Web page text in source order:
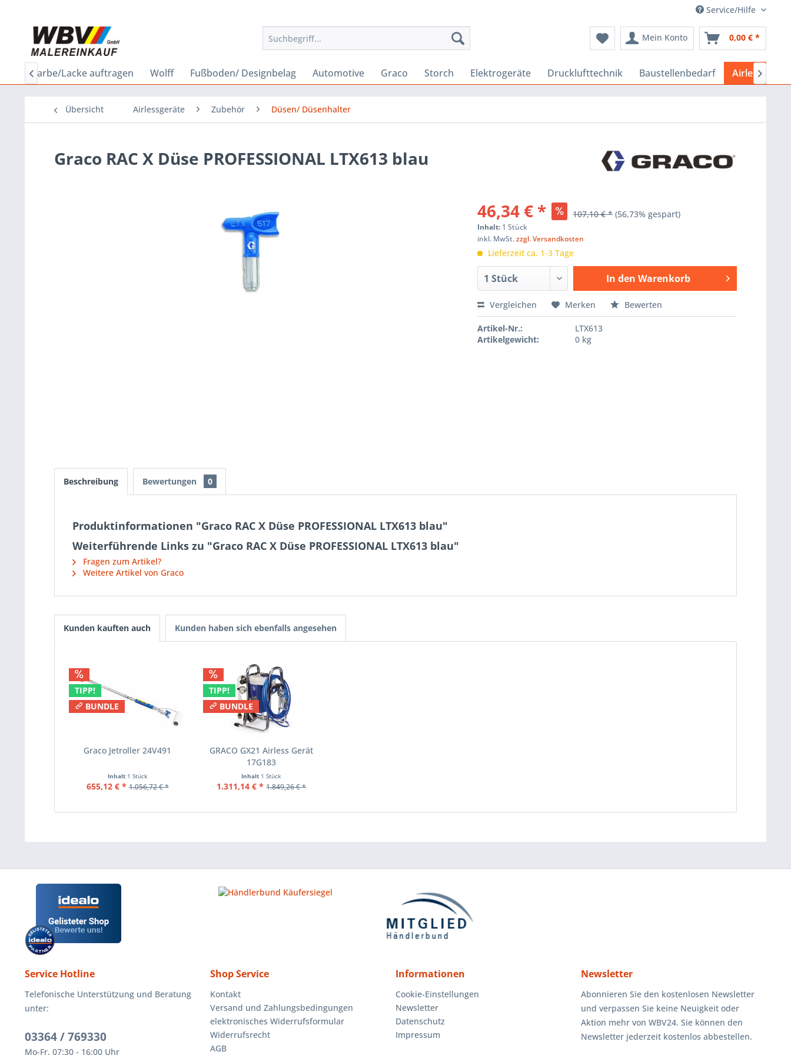
Service/Hilfe
Mein Konto 0,00 € *
Farbe/Lacke auftragen Wolff Fußboden/ Designbelag Automotive Graco Storch Elektrogeräte Drucklufttechnik Baustellenbedarf Airlessgeräte
 
Übersicht Airlessgeräte Zubehör Düsen/ Düsenhalter
Graco RAC X Düse PROFESSIONAL LTX613 blau
46,34 € * 107,10 € * (56,73% gespart)
Inhalt: 1 Stück
inkl. MwSt.zzgl. Versandkosten
Lieferzeit ca. 1-3 Tage
In den Warenkorb
Hinzugefügt
Vergleichen Merken Bewerten
Artikel-Nr.:
LTX613
Artikelgewicht:
0 kg
Beschreibung Bewertungen 0
Produktinformationen "Graco RAC X Düse PROFESSIONAL LTX613 blau"
Weiterführende Links zu "Graco RAC X Düse PROFESSIONAL LTX613 blau"
Fragen zum Artikel?
Weitere Artikel von Graco
Kunden kauften auch Kunden haben sich ebenfalls angesehen
TIPP!
BUNDLE
Graco Jetroller 24V491
Inhalt 1 Stück
655,12 € * 1.056,72 € *
TIPP!
BUNDLE
GRACO GX21 Airless Gerät
17G183
Inhalt 1 Stück
1.311,14 € * 1.849,26 € *
Service Hotline
Telefonische Unterstützung und Beratung
unter:
03364 / 769330
Mo-Fr, 07:30 - 16:00 Uhr
Shop Service
Kontakt
Versand und Zahlungsbedingungen
elektronisches Widerrufsformular
Widerrufsrecht
AGB
Informationen
Cookie-Einstellungen
Newsletter
Datenschutz
Impressum
Newsletter
Abonnieren Sie den kostenlosen Newsletter
und verpassen Sie keine Neuigkeit oder
Aktion mehr von WBV24. Sie können den
Newsletter jederzeit kostenlos abbestellen.